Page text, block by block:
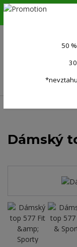
6.-16.8.26. DOVOLENÁ
(Po-Pá
Dámský
50